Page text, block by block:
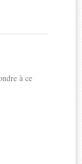
à ce